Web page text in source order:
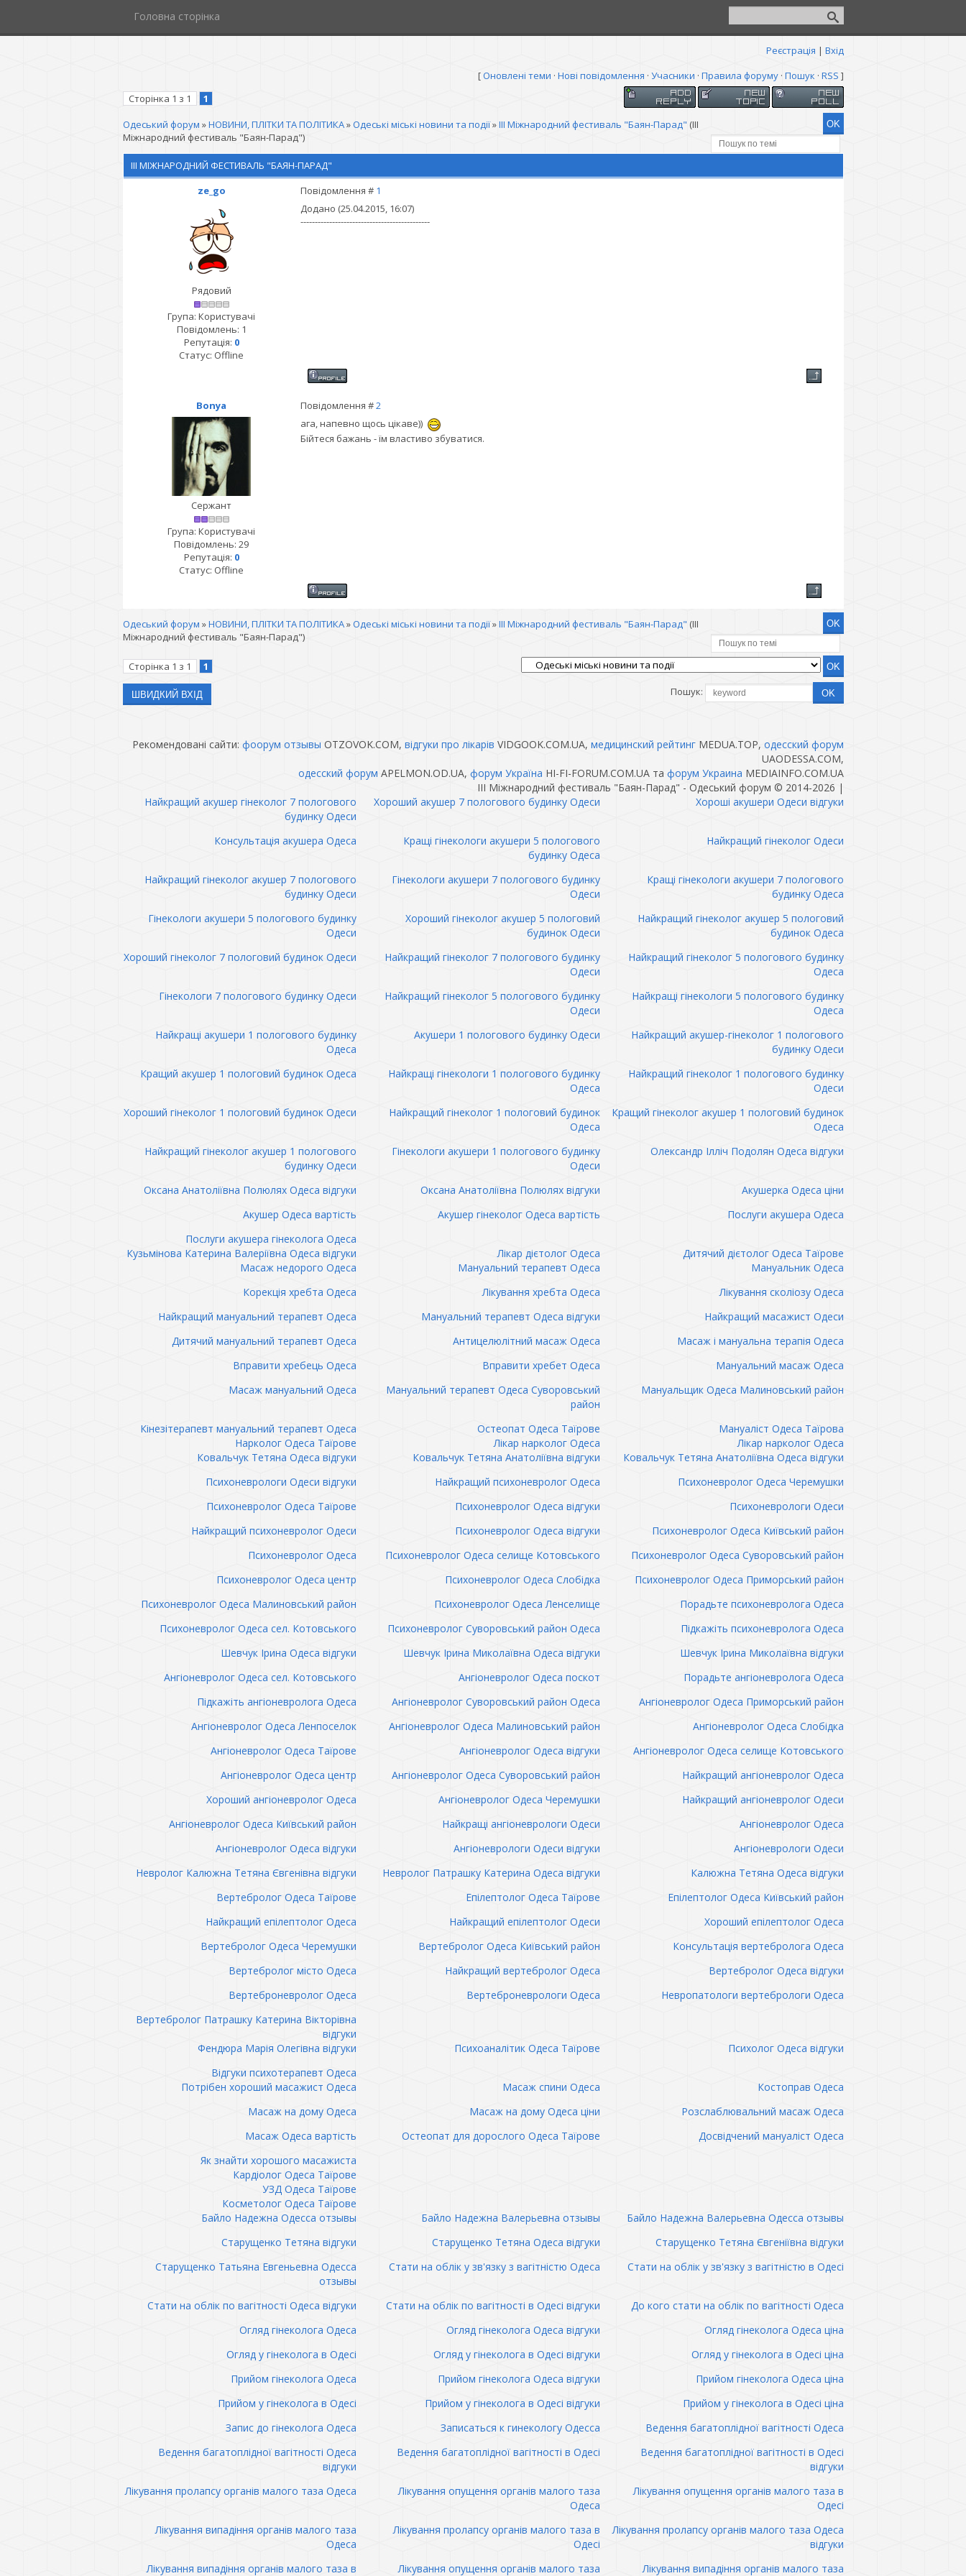
Головна сторінка
Реєстрація | Вхід
[Оновлені теми · Нові повідомлення · Учасники · Правила форуму· Пошук · RSS ]
Сторінка 1 з 1
1
Одеський форум »НОВИНИ, ПЛІТКИ ТА ПОЛІТИКА»Одеські міські новини та події»III Міжнародний фестиваль "Баян-Парад" (III
Міжнародний фестиваль "Баян-Парад")
III МІЖНАРОДНИЙ ФЕСТИВАЛЬ "БАЯН-ПАРАД"
ze_go
Повідомлення # 1
Рядовий
Група: Користувачі
Повідомлень: 1
Репутація: 0
Статус: Offline
Додано (25.04.2015, 16:07)
---------------------------------------------
Bonya Повідомлення #2
Сержант
Група: Користувачі
Повідомлень: 29
Репутація: 0
Статус: Offline
ага, напевно щось цікаве))
Бійтеся бажань - їм властиво збуватися.
Одеський форум »НОВИНИ, ПЛІТКИ ТА ПОЛІТИКА»Одеські міські новини та події»III Міжнародний фестиваль "Баян-Парад" (III
Міжнародний фестиваль "Баян-Парад")
Сторінка 1 з 1
1
Пошук:
Рекомендовані сайти: фоорум отзывы OTZOVOK.COM, відгуки про лікарів VIDGOOK.COM.UA, медицинский рейтингMEDUA.TOP, одесский форум
UAODESSA.COM,
одесский форум APELMON.OD.UA, форум Україна HI-FI-FORUM.COM.UA та форум Украина MEDIAINFO.COM.UA
III Міжнародний фестиваль "Баян-Парад" - Одеський форум © 2014-2026 |
Найкращий акушер гінеколог 7 пологового
будинку Одеси
Хороший акушер 7 пологового будинку Одеси Хороші акушери Одеси відгуки
Консультація акушера Одеса
Кращі гінекологи акушери 5 пологового
будинку Одеса
Найкращий гінеколог Одеси
Найкращий гінеколог акушер 7 пологового
будинку Одеси
Гінекологи акушери 7 пологового будинку
Одеси
Кращі гінекологи акушери 7 пологового
будинку Одеса
Гінекологи акушери 5 пологового будинку
Одеси
Хороший гінеколог акушер 5 пологовий
будинок Одеси
Найкращий гінеколог акушер 5 пологовий
будинок Одеса
Хороший гінеколог 7 пологовий будинок Одеси
Найкращий гінеколог 7 пологового будинку
Одеси
Найкращий гінеколог 5 пологового будинку
Одеса
Гінекологи 7 пологового будинку Одеси
Найкращий гінеколог 5 пологового будинку
Одеси
Найкращі гінекологи 5 пологового будинку
Одеса
Найкращі акушери 1 пологового будинку
Одеса
Акушери 1 пологового будинку Одеси
Найкращий акушер-гінеколог 1 пологового
будинку Одеси
Кращий акушер 1 пологовий будинок Одеса
Найкращі гінекологи 1 пологового будинку
Одеса
Найкращий гінеколог 1 пологового будинку
Одеси
Хороший гінеколог 1 пологовий будинок Одеси
Найкращий гінеколог 1 пологовий будинок
Одеса
Кращий гінеколог акушер 1 пологовий будинок
Одеса
Найкращий гінеколог акушер 1 пологового
будинку Одеси
Гінекологи акушери 1 пологового будинку
Одеси
Олександр Ілліч Подолян Одеса відгуки
Оксана Анатоліївна Полюлях Одеса відгуки Оксана Анатоліївна Полюлях відгуки
Акушерка Одеса ціни
Акушер Одеса вартість
Акушер гінеколог Одеса вартість
Послуги акушера Одеса
Послуги акушера гінеколога Одеса
Кузьмінова Катерина Валеріївна Одеса відгуки
Лікар дієтолог Одеса
Дитячий дієтолог Одеса Таїрове
Масаж недорого Одеса
Мануальний терапевт Одеса
Мануальник Одеса
Корекція хребта Одеса
Лікування хребта Одеса
Лікування сколіозу Одеса
Найкращий мануальний терапевт Одеса
Мануальний терапевт Одеса відгуки
Найкращий масажист Одеси
Дитячий мануальний терапевт Одеса
Антицелюлітний масаж Одеса
Масаж і мануальна терапія Одеса
Вправити хребець Одеса
Вправити хребет Одеса
Мануальний масаж Одеса
Масаж мануальний Одеса
Мануальний терапевт Одеса Суворовський
район
Мануальщик Одеса Малиновський район
Кінезітерапевт мануальний терапевт Одеса Остеопат Одеса Таїрове
Мануаліст Одеса Таїрова
Нарколог Одеса Таїрове
Лікар нарколог Одеса
Лікар нарколог Одеса
Ковальчук Тетяна Одеса відгуки
Ковальчук Тетяна Анатоліївна відгуки
Ковальчук Тетяна Анатоліївна Одеса відгуки
Психоневрологи Одеси відгуки
Найкращий психоневролог Одеса
Психоневролог Одеса Черемушки
Психоневролог Одеса Таїрове
Психоневролог Одеса відгуки
Психоневрологи Одеси
Найкращий психоневролог Одеси
Психоневролог Одеса відгуки
Психоневролог Одеса Київський район
Психоневролог Одеса
Психоневролог Одеса селище Котовського
Психоневролог Одеса Суворовський район
Психоневролог Одеса центр
Психоневролог Одеса Слобідка
Психоневролог Одеса Приморський район
Психоневролог Одеса Малиновський район
Психоневролог Одеса Ленселище
Порадьте психоневролога Одеса
Психоневролог Одеса сел. Котовського
Психоневролог Суворовський район Одеса
Підкажіть психоневролога Одеса
Шевчук Ірина Одеса відгуки
Шевчук Ірина Миколаївна Одеса відгуки
Шевчук Ірина Миколаївна відгуки
Ангіоневролог Одеса сел. Котовського
Ангіоневролог Одеса поскот
Порадьте ангіоневролога Одеса
Підкажіть ангіоневролога Одеса
Ангіоневролог Суворовський район Одеса
Ангіоневролог Одеса Приморський район
Ангіоневролог Одеса Ленпоселок
Ангіоневролог Одеса Малиновський район
Ангіоневролог Одеса Слобідка
Ангіоневролог Одеса Таїрове
Ангіоневролог Одеса відгуки
Ангіоневролог Одеса селище Котовського
Ангіоневролог Одеса центр
Ангіоневролог Одеса Суворовський район
Найкращий ангіоневролог Одеса
Хороший ангіоневролог Одеса
Ангіоневролог Одеса Черемушки
Найкращий ангіоневролог Одеси
Ангіоневролог Одеса Київський район
Найкращі ангіоневрологи Одеси
Ангіоневролог Одеса
Ангіоневролог Одеса відгуки
Ангіоневрологи Одеси відгуки
Ангіоневрологи Одеси
Невролог Калюжна Тетяна Євгенівна відгуки
Невролог Патрашку Катерина Одеса відгуки
Калюжна Тетяна Одеса відгуки
Вертебролог Одеса Таїрове
Епілептолог Одеса Таїрове
Епілептолог Одеса Київський район
Найкращий епілептолог Одеса
Найкращий епілептолог Одеси
Хороший епілептолог Одеса
Вертебролог Одеса Черемушки
Вертебролог Одеса Київський район
Консультація вертебролога Одеса
Вертебролог місто Одеса
Найкращий вертебролог Одеса
Вертебролог Одеса відгуки
Вертеброневролог Одеса
Вертеброневрологи Одеса
Невропатологи вертебрологи Одеса
Вертебролог Патрашку Катерина Вікторівна
відгуки
Фендюра Марія Олегівна відгуки
Психоаналітик Одеса Таїрове
Психолог Одеса відгуки
Відгуки психотерапевт Одеса
Потрібен хороший масажист Одеса
Масаж спини Одеса
Костоправ Одеса
Масаж на дому Одеса
Масаж на дому Одеса ціни
Розслаблювальний масаж Одеса
Масаж Одеса вартість
Остеопат для дорослого Одеса Таїрове
Досвідчений мануаліст Одеса
Як знайти хорошого масажиста
Кардіолог Одеса Таїрове
УЗД Одеса Таїрове
Косметолог Одеса Таїрове
Байло Надежна Одесса отзывы
Байло Надежна Валерьевна отзывы
Байло Надежна Валерьевна Одесса отзывы
Старущенко Тетяна відгуки
Старущенко Тетяна Одеса відгуки
Старущенко Тетяна Євгеніївна відгуки
Старущенко Татьяна Евгеньевна Одесса
отзывы
Стати на облік у зв'язку з вагітністю Одеса Стати на облік у зв'язку з вагітністю в Одесі
Стати на облік по вагітності Одеса відгуки Стати на облік по вагітності в Одесі відгуки
До кого стати на облік по вагітності Одеса
Огляд гінеколога Одеса
Огляд гінеколога Одеса відгуки
Огляд гінеколога Одеса ціна
Огляд у гінеколога в Одесі
Огляд у гінеколога в Одесі відгуки
Огляд у гінеколога в Одесі ціна
Прийом гінеколога Одеса
Прийом гінеколога Одеса відгуки
Прийом гінеколога Одеса ціна
Прийом у гінеколога в Одесі
Прийом у гінеколога в Одесі відгуки
Прийом у гінеколога в Одесі ціна
Запис до гінеколога Одеса
Записаться к гинекологу Одесса
Ведення багатоплідної вагітності Одеса
Ведення багатоплідної вагітності Одеса
відгуки
Ведення багатоплідної вагітності в Одесі
Ведення багатоплідної вагітності в Одесі
відгуки
Лікування пролапсу органів малого таза Одеса
Лікування опущення органів малого таза
Одеса
Лікування опущення органів малого таза в
Одесі
Лікування випадіння органів малого таза
Одеса
Лікування пролапсу органів малого таза в
Одесі
Лікування пролапсу органів малого таза Одеса
відгуки
Лікування випадіння органів малого таза в
Лікування опущення органів малого таза Лікування випадіння органів малого таза